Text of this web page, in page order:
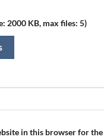
2000 KB, max files: 5)
in this browser for